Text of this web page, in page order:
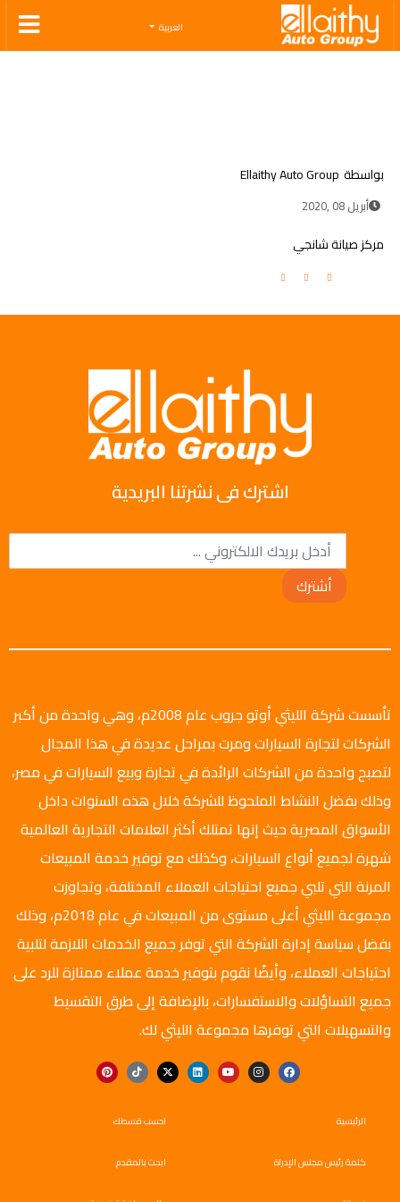
Ellaithy Auto Group
العربية
بواسطة Ellaithy Auto Group
أبريل 08 ,2020
مركز صيانة شانجي
اشترك فى نشرتنا البريدية
أشترك
تأسست شركة الليثي أوتو جروب عام 2008م، وهي واحدة من أكبر
الشركات لتجارة السيارات ومرت بمراحل عديدة في هذا المجال
لتصبح واحدة من الشركات الرائدة في تجارة وبيع السيارات في مصر،
وذلك بفضل النشاط الملحوظ للشركة خلال هذه السنوات داخل
الأسواق المصرية حيث إنها تمتلك أكثر العلامات التجارية العالمية
شهرة لجميع أنواع السيارات، وكذلك مع توفير خدمة المبيعات
المرنة التي تلبي جميع احتياجات العملاء المختلفة، وتجاوزت
مجموعة الليثي أعلى مستوى من المبيعات في عام 2018م، وذلك
بفضل سياسة إدارة الشركة التي توفر جميع الخدمات اللازمة لتلبية
احتياجات العملاء، وأيضًا نقوم بتوفير خدمة عملاء ممتازة للرد على
جميع التساؤلات والاستفسارات، بالإضافة إلى طرق التقسيط
والتسهيلات التي توفرها مجموعة الليثي لك.
الرئيسية
كلمة رئيس مجلس الإدراة
احسب قسطك
ابحث بالمقدم